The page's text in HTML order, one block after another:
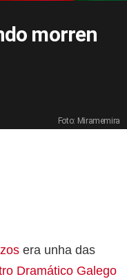
morren
Foto: Miramemira
era unha das
Dramático Galego